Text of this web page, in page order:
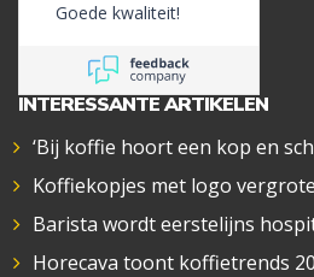
Goede kwaliteit!
INTERESSANTE ARTIKELEN
‘Bij koffie hoort een kop en
Koffiekopjes met logo
Barista wordt eerstelijns
Horecava toont koffietrends